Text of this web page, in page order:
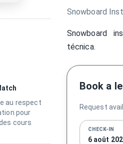
au respect
pour
cours
Snowboard
Snowboard
técnica.
Book a
Request
CHECK-IN
6 août